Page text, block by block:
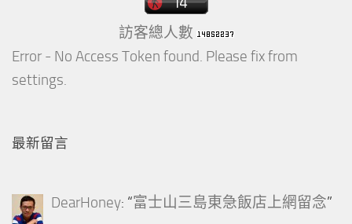
訪客總人數
Error - No Access Token found. Please fix from
settings.
最新留言
DearHoney: “富士山三島東急飯店上網留念”